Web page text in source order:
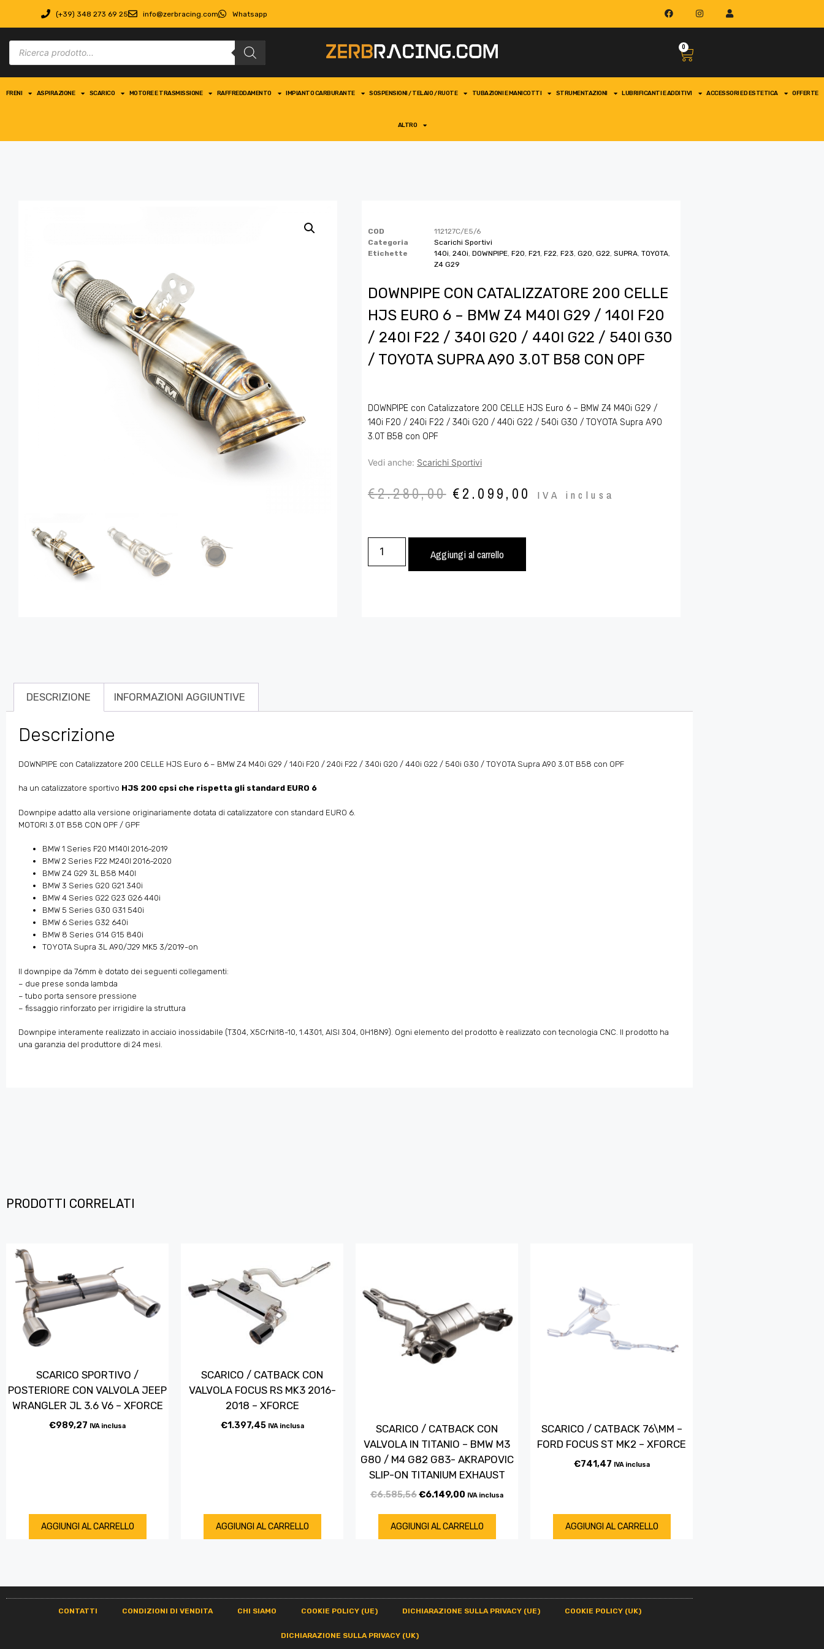
(+39) 348 273 69 25 info@zerbracing.com Whatsapp
0
FRENI ASPIRAZIONE SCARICO MOTORE E TRASMISSIONE RAFFREDDAMENTO IMPIANTO CARBURANTE SOSPENSIONI / TELAIO / RUOTE TUBAZIONI E MANICOTTI STRUMENTAZIONI LUBRIFICANTI E ADDITIVI ACCESSORI ED ESTETICA OFFERTE
ALTRO
COD
112127C/E5/6
Categoria
Scarichi Sportivi
Etichette
140i, 240i, DOWNPIPE, F20, F21, F22, F23, G20, G22, SUPRA, TOYOTA,
Z4 G29
DOWNPIPE CON CATALIZZATORE 200 CELLE
HJS EURO 6 – BMW Z4 M40I G29 / 140I F20
/ 240I F22 / 340I G20 / 440I G22 / 540I G30
/ TOYOTA SUPRA A90 3.0T B58 CON OPF
DOWNPIPE con Catalizzatore 200 CELLE HJS Euro 6 – BMW Z4 M40i G29 /
140i F20 / 240i F22 / 340i G20 / 440i G22 / 540i G30 / TOYOTA Supra A90
3.0T B58 con OPF
Vedi anche: Scarichi Sportivi
€2.280,00 €2.099,00 IVA inclusa
Aggiungi al carrello
DESCRIZIONE INFORMAZIONI AGGIUNTIVE
Descrizione
DOWNPIPE con Catalizzatore 200 CELLE HJS Euro 6 – BMW Z4 M40i G29 / 140i F20 / 240i F22 / 340i G20 / 440i G22 / 540i G30 / TOYOTA Supra A90 3.0T B58 con OPF
ha un catalizzatore sportivo HJS 200 cpsi che rispetta gli standard EURO 6
Downpipe adatto alla versione originariamente dotata di catalizzatore con standard EURO 6.
MOTORI 3.0T B58 CON OPF / GPF
BMW 1 Series F20 M140I 2016-2019
BMW 2 Series F22 M240I 2016-2020
BMW Z4 G29 3L B58 M40I
BMW 3 Series G20 G21 340i
BMW 4 Series G22 G23 G26 440i
BMW 5 Series G30 G31 540i
BMW 6 Series G32 640i
BMW 8 Series G14 G15 840i
TOYOTA Supra 3L A90/J29 MK5 3/2019-on
Il downpipe da 76mm è dotato dei seguenti collegamenti:
– due prese sonda lambda
– tubo porta sensore pressione
– fissaggio rinforzato per irrigidire la struttura
Downpipe interamente realizzato in acciaio inossidabile (T304, X5CrNi18-10, 1.4301, AISI 304, 0H18N9). Ogni elemento del prodotto è realizzato con tecnologia CNC. Il prodotto ha
una garanzia del produttore di 24 mesi.
PRODOTTI CORRELATI
SCARICO SPORTIVO /
POSTERIORE CON VALVOLA JEEP
WRANGLER JL 3.6 V6 – XFORCE
€989,27 IVA inclusa
AGGIUNGI AL CARRELLO
SCARICO / CATBACK CON
VALVOLA FOCUS RS MK3 2016-
2018 – XFORCE
€1.397,45 IVA inclusa
AGGIUNGI AL CARRELLO
SCARICO / CATBACK CON
VALVOLA IN TITANIO – BMW M3
G80 / M4 G82 G83- AKRAPOVIC
SLIP-ON TITANIUM EXHAUST
€6.585,56€6.149,00 IVA inclusa
AGGIUNGI AL CARRELLO
SCARICO / CATBACK 76\MM –
FORD FOCUS ST MK2 – XFORCE
€741,47 IVA inclusa
AGGIUNGI AL CARRELLO
CONTATTI CONDIZIONI DI VENDITA CHI SIAMO COOKIE POLICY (UE) DICHIARAZIONE SULLA PRIVACY (UE) COOKIE POLICY (UK)
DICHIARAZIONE SULLA PRIVACY (UK)